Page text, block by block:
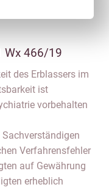
Wx 466/19
des Erblassers im
ist
vorbehalten
Verfahrensfehler
auf Gewährung
erheblich